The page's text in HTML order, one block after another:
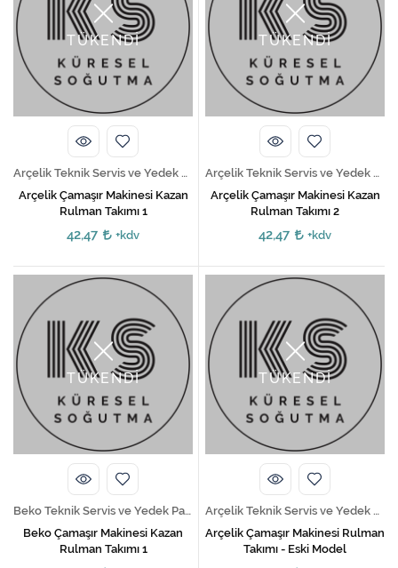
TÜKENDİ
Arçelik Teknik Servis ve Yedek Parça Hizmetleri
Arçelik Çamaşır Makinesi Kazan
Rulman Takımı 1
42,47 +kdv
TÜKENDİ
Arçelik Teknik Servis ve Yedek Parça Hizmetleri
Arçelik Çamaşır Makinesi Kazan
Rulman Takımı 2
42,47 +kdv
TÜKENDİ
Beko Teknik Servis ve Yedek Parça Hizmetleri
Beko Çamaşır Makinesi Kazan
Rulman Takımı 1
TÜKENDİ
Arçelik Teknik Servis ve Yedek Parça Hizmetleri
Arçelik Çamaşır Makinesi Rulman
Takımı - Eski Model